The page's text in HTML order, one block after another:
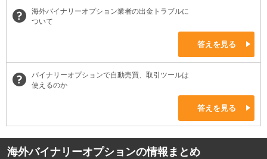
海外バイナリーオプション業者の出金トラブルに
ついて
答えを見る
バイナリーオプションで自動売買、取引ツールは
使えるのか
答えを見る
海外バイナリーオプションの情報まとめ